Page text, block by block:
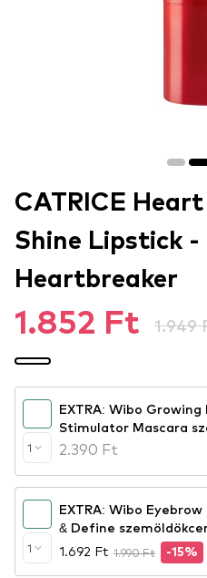
CATRICE
Shine Lipstick -
Heartbreaker
1.852 Ft 1.949
1
EXTRA: Wibo Growing
Stimulator Mascara
2.390 Ft
1
EXTRA: Wibo
& Define
1.692 Ft 1.990 Ft -15%